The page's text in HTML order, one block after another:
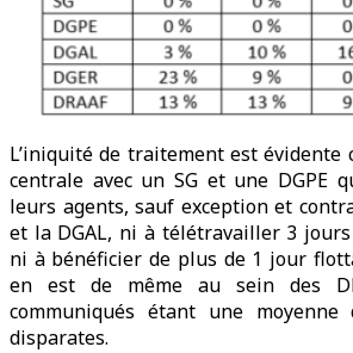
L’iniquité de traitement est
centrale avec un SG et une DGPE
leurs agents, sauf exception et
et la DGAL, ni à télétravailler 3
ni à bénéficier de plus de 1 jour
en est de même au sein des
communiqués étant une
disparates.